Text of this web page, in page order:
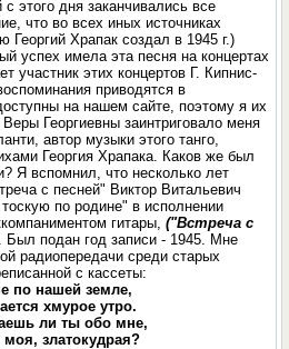
этого дня заканчивались все
что во всех иных источниках
Георгий Храпак создал в 1945 г.)
успех имела эта песня на концертах
участник этих концертов Г. Кипнис-
приводятся в
на нашем сайте, поэтому я их
Георгиевны заинтриговало меня
автор музыки этого танго,
Георгия Храпака. Каков же был
Я вспомнил, что несколько лет
с песней" Виктор Витальевич
по родине" в исполнении
гитары,("Встреча с
. Был подан год записи - 1945. Мне
радиопередачи среди старых
с кассеты:
по нашей земле,
хмурое утро.
ли ты обо мне,
моя, златокудрая?